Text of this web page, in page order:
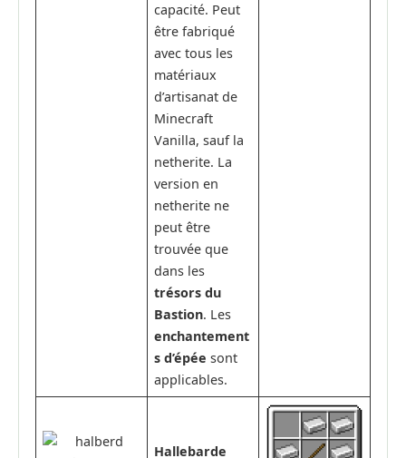
capacité. Peut
être fabriqué
avec tous les
matériaux
d’artisanat de
Minecraft
Vanilla, sauf la
netherite. La
version en
netherite ne
peut être
trouvée que
dans les
trésors du
Bastion. Les
enchantement
s d’épée sont
applicables.
Hallebarde